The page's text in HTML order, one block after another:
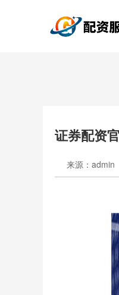
证券配资
来源：admin